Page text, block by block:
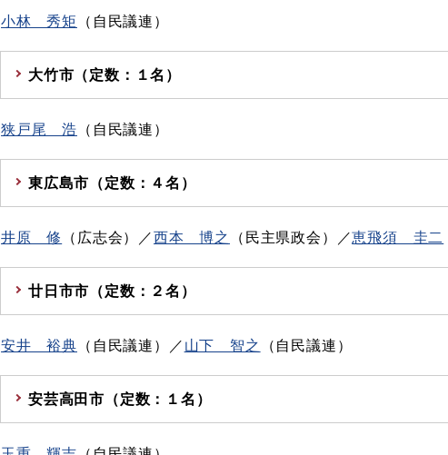
小林 秀矩 （自民議連）
大竹市（定数：１名）
狭戸尾 浩 （自民議連）
東広島市（定数：４名）
井原 修 （広志会）／​西本 博之 （民主県政会）／​恵飛須 圭二
廿日市市（定数：２名）
安井 裕典 （自民議連）／​山下 智之 （自民議連）
安芸高田市（定数：１名）